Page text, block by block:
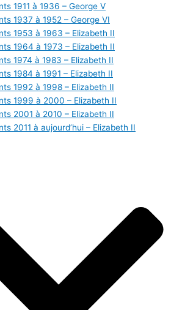
1911 à 1936 – George V
1937 à 1952 – George VI
1953 à 1963 – Elizabeth II
1964 à 1973 – Elizabeth II
1974 à 1983 – Elizabeth II
1984 à 1991 – Elizabeth II
1992 à 1998 – Elizabeth II
1999 à 2000 – Elizabeth II
2001 à 2010 – Elizabeth II
2011 à aujourd’hui – Elizabeth II